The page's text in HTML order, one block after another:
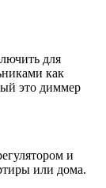
для
как
это диммер
и
или дома.